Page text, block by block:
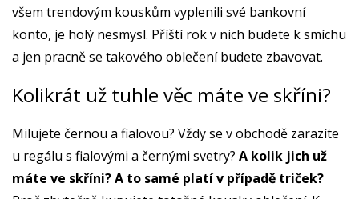
všem trendovým kouskům vyplenili své bankovní
konto, je holý nesmysl. Příští rok v nich budete k smíchu
a jen pracně se takového oblečení budete zbavovat.
Kolikrát už tuhle věc máte ve skříni?
Milujete černou a fialovou? Vždy se v obchodě zarazíte
u regálu s fialovými a černými svetry? A kolik jich už
máte ve skříni? A to samé platí v případě triček?